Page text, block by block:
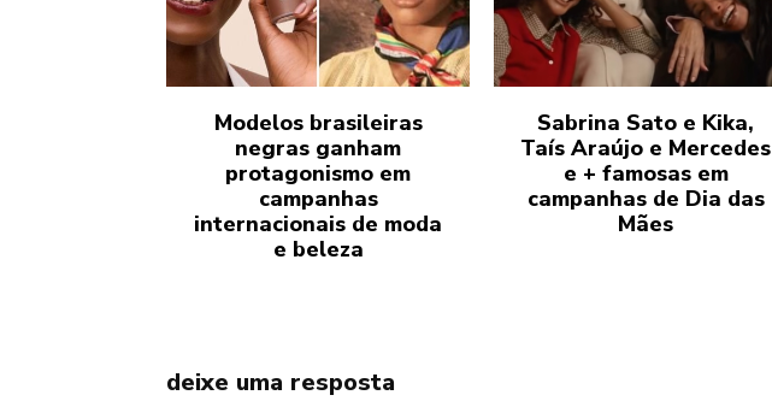
Modelos brasileiras
negras ganham
protagonismo em
campanhas
internacionais de moda
e beleza
Sabrina Sato e Kika,
Taís Araújo e Mercedes
e + famosas em
campanhas de Dia das
Mães
deixe uma resposta